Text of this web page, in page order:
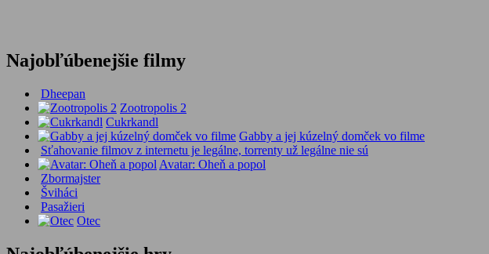
Najobľúbenejšie filmy
Dheepan
Zootropolis 2
Cukrkandl
Gabby a jej kúzelný domček vo filme
Sťahovanie filmov z internetu je legálne, torrenty už legálne nie sú
Avatar: Oheň a popol
Zbormajster
Šviháci
Pasažieri
Otec